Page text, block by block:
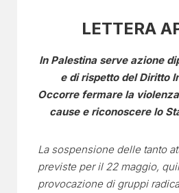
LETTERA
In Palestina serve azione
e di rispetto del Diritto
Occorre fermare la
cause e riconoscere lo
La sospensione delle tanto
previste per il 22 maggio,
provocazione di gruppi